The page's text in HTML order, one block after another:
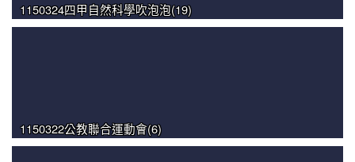
1150324四甲自然科學吹泡泡(19)
1150322公教聯合運動會(6)